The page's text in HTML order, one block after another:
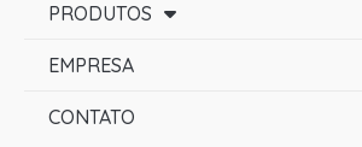
PRODUTOS
EMPRESA
CONTATO